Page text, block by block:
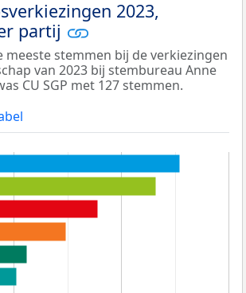
2023,
partij
meeste stemmen bij de verkiezingen
van 2023 bij stembureau Anne
CU SGP met 127 stemmen.